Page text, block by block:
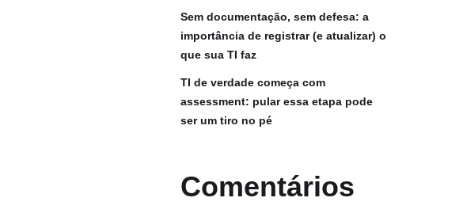
Sem documentação, sem defesa: a
importância de registrar (e atualizar) o
que sua TI faz
TI de verdade começa com
assessment: pular essa etapa pode
ser um tiro no pé
Comentários